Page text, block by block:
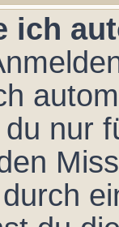
ich
nur